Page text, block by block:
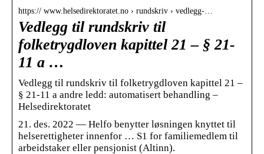
https:// www.helsedirektoratet.no › rundskriv › vedlegg-…
Vedlegg til rundskriv til
folketrygdloven kapittel 21 – § 21-
11 a …
Vedlegg til rundskriv til folketrygdloven kapittel 21 –
§ 21-11 a andre ledd: automatisert behandling –
Helsedirektoratet
21. des. 2022 — Helfo benytter løsningen knyttet til
helserettigheter innenfor … S1 for familiemedlem til
arbeidstaker eller pensjonist (Altinn).